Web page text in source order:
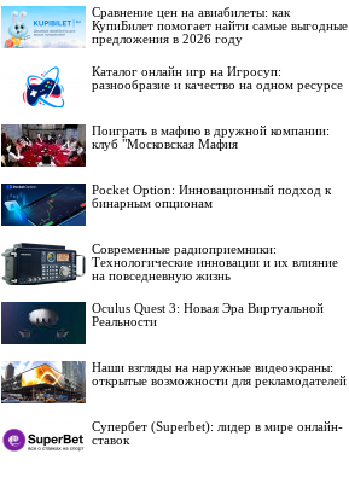
Сравнение цен на авиабилеты: как
КупиБилет помогает найти самые выгодные
предложения в 2026 году
Каталог онлайн игр на Игросуп:
разнообразие и качество на одном ресурсе
Поиграть в мафию в дружной компании:
клуб "Московская Мафия
Pocket Option: Инновационный подход к
бинарным опционам
Современные радиоприемники:
Технологические инновации и их влияние
на повседневную жизнь
Oculus Quest 3: Новая Эра Виртуальной
Реальности
Наши взгляды на наружные видеоэкраны:
открытые возможности для рекламодателей
Супербет (Superbet): лидер в мире онлайн-
ставок